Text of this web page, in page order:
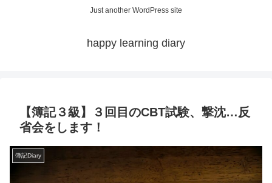
Just another WordPress site
happy learning diary
【簿記３級】３回目のCBT試験、撃沈…反
省会をします！
簿記Diary